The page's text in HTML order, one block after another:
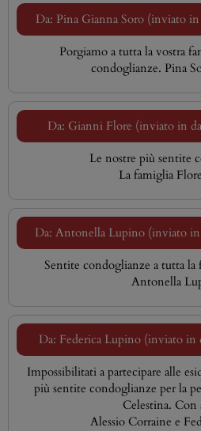
Da: Pina Gianna Soro (inviato
Porgiamo a tutta la vostra
condoglianze. Pina
Da: Gianni Flore (inviato in
Le nostre più sentite
La famiglia
Da: Antonella Lupino (inviato
Sentite condoglianze a tutta
Antonella
Da: Federica Lupino (inviato in
Impossibilitati a partecipare alle
più sentite condoglianze per la
Celestina. Con
Alessio Corraine e